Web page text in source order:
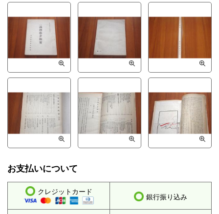
お支払いについて
クレジットカード
銀行振り込み